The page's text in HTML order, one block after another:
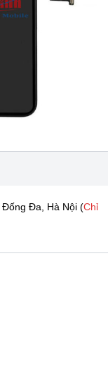
Đa, Hà Nội (Chỉ